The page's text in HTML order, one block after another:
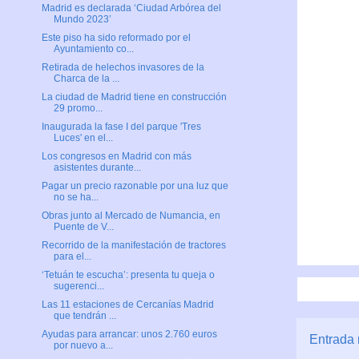
Entrada
Madrid es declarada ‘Ciudad Arbórea del
Mundo 2023’
Este piso ha sido reformado por el
Ayuntamiento co...
Retirada de helechos invasores de la
Charca de la ...
La ciudad de Madrid tiene en construcción
29 promo...
Inaugurada la fase I del parque 'Tres
Luces' en el...
Los congresos en Madrid con más
asistentes durante...
Pagar un precio razonable por una luz que
no se ha...
Obras junto al Mercado de Numancia, en
Puente de V...
Recorrido de la manifestación de tractores
para el...
‘Tetuán te escucha’: presenta tu queja o
sugerenci...
Las 11 estaciones de Cercanías Madrid
que tendrán ...
Ayudas para arrancar: unos 2.760 euros
por nuevo a...